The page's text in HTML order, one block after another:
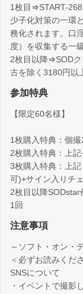
1枚目⇒START-268
少子化対策の一環
務化されます。口
度）を収集する一
2枚目以降⇒SODク
古を除く3180円以
参加特典
【限定60名様】
1枚購入特典：個
2枚購入特典：上
3枚購入特典：上
可)+サイン入りチ
2枚目以降SODstar
1回
注意事項
～ソフト・オン・
＜必ずお読みくだ
SNSについて
・イベントで撮影